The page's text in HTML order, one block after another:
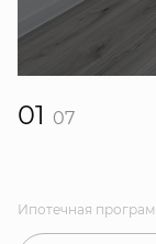
01 07
Ипотечная